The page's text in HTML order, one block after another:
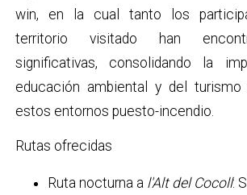
win, en la cual tanto los
territorio visitado han
significativas, consolidando la
educación ambiental y del turismo
estos entornos puesto-incendio.
Rutas ofrecidas
Ruta nocturna a l'Alt del Cocoll: